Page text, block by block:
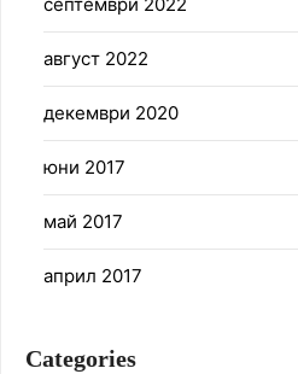
август 2022
декември 2020
юни 2017
май 2017
април 2017
Categories